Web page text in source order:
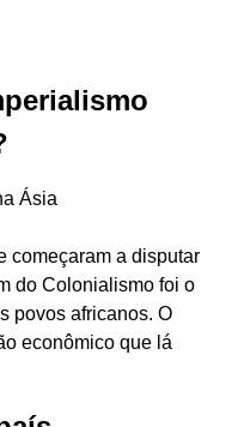
Ásia
começaram a disputar
do Colonialismo foi o
povos africanos. O
econômico que lá